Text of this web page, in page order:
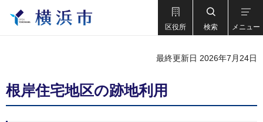
区役所 検索 メニュー
最終更新日 2026年7月24日
根岸住宅地区の跡地利用